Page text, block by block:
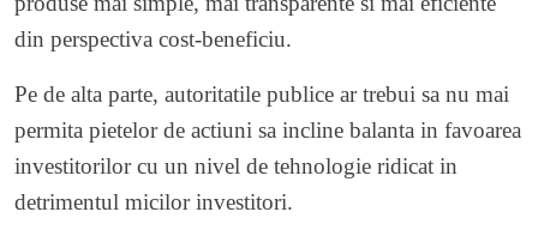
din perspectiva cost-beneficiu.
Pe de alta parte, autoritatile publice ar trebui sa nu mai
permita pietelor de actiuni sa incline balanta in favoarea
investitorilor cu un nivel de tehnologie ridicat in
detrimentul micilor investitori.